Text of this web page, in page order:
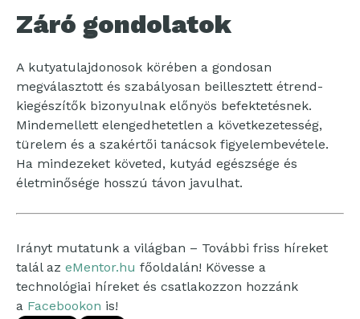
Záró gondolatok
A kutyatulajdonosok körében a gondosan
megválasztott és szabályosan beillesztett étrend-
kiegészítők bizonyulnak előnyös befektetésnek.
Mindemellett elengedhetetlen a következetesség,
türelem és a szakértői tanácsok figyelembevétele.
Ha mindezeket követed, kutyád egészsége és
életminősége hosszú távon javulhat.
Irányt mutatunk a világban – További friss híreket
talál az eMentor.hu főoldalán! Kövesse a
technológiai híreket és csatlakozzon hozzánk
a Facebookon is!